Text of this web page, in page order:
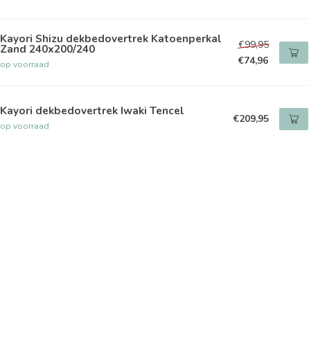
Kayori Shizu dekbedovertrek Katoenperkal
Zand 240x200/240
op voorraad
€99,95
€74,96
Kayori dekbedovertrek Iwaki Tencel
op voorraad €209,95